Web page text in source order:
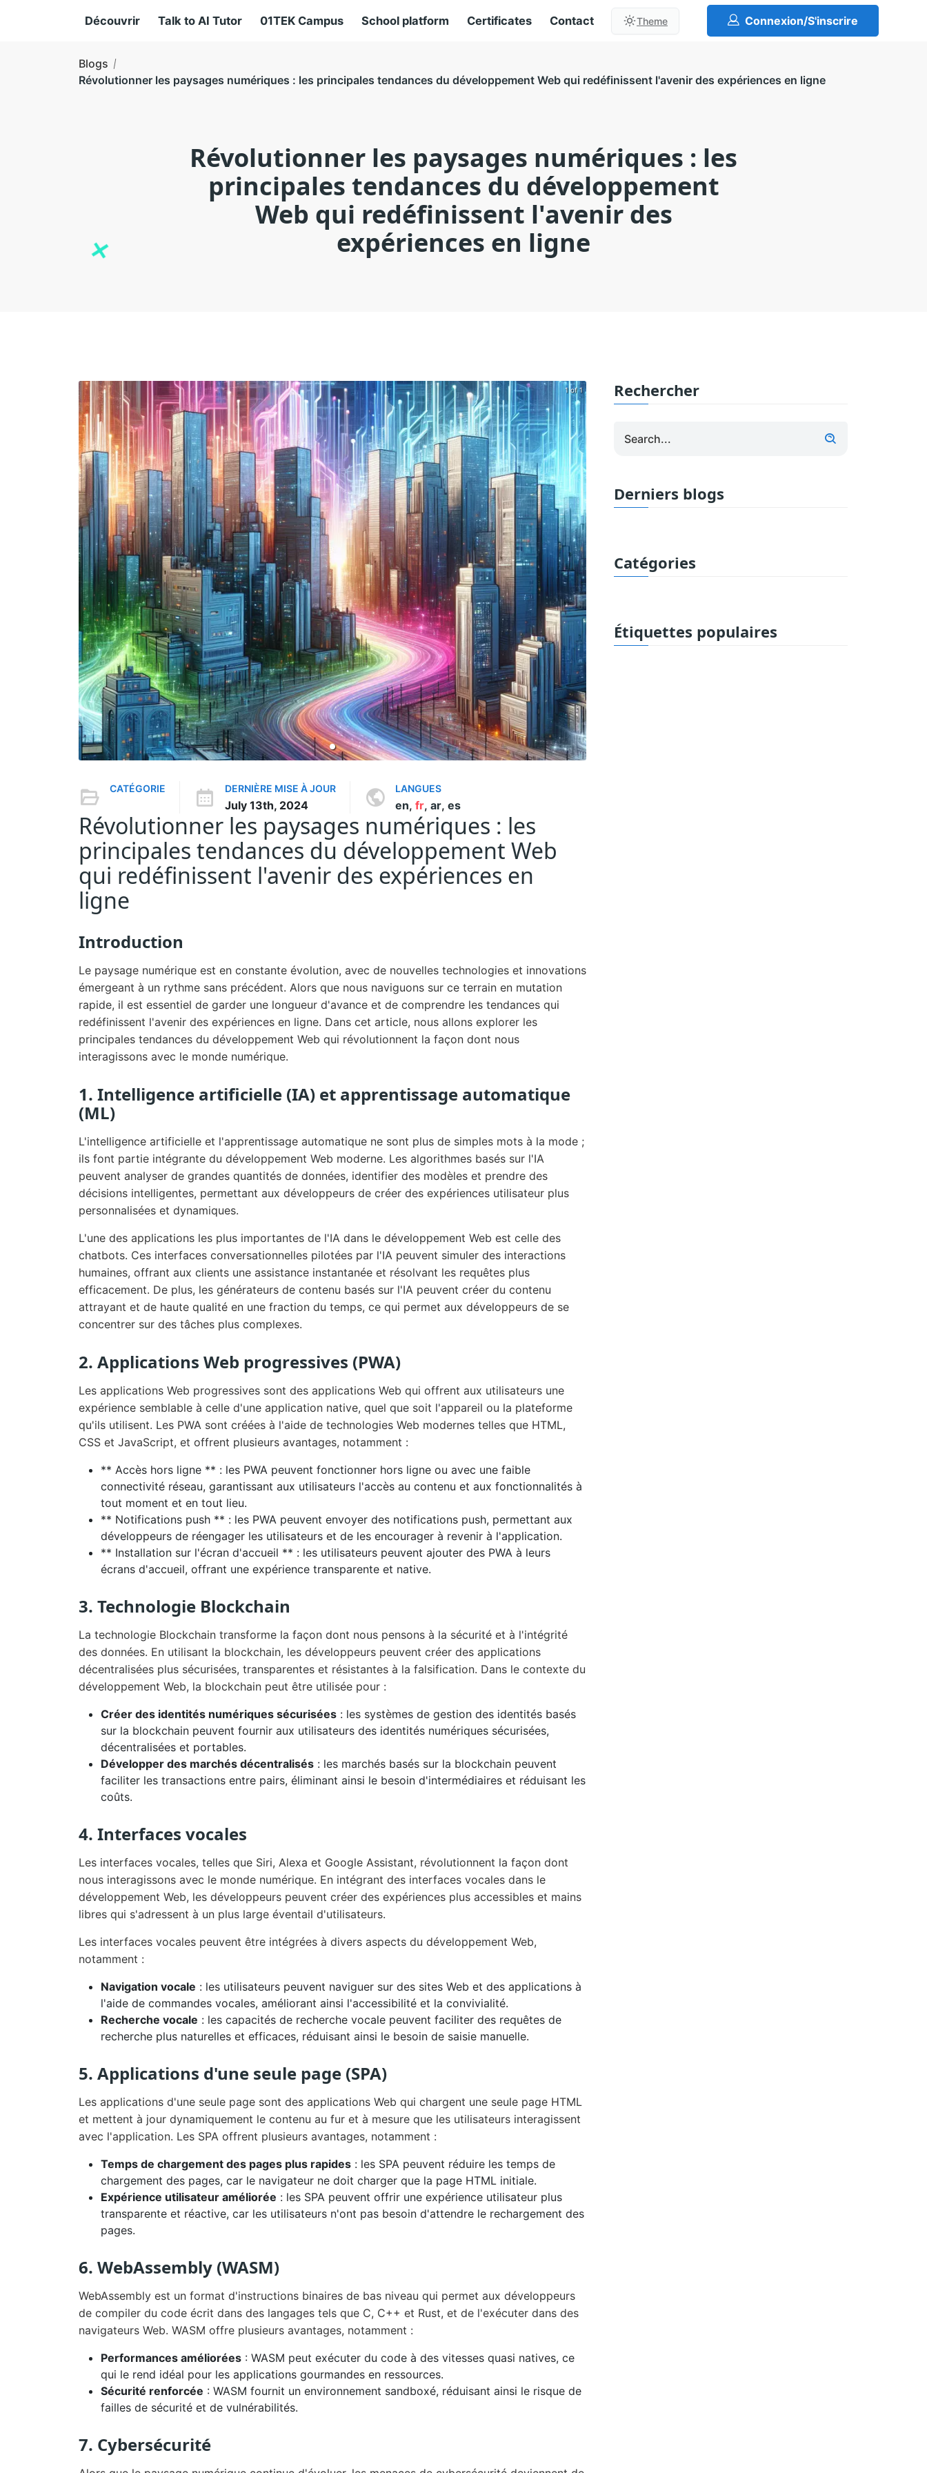
Découvrir Talk to AI Tutor 01TEK Campus School platform Certificates Contact Theme Connexion/S'inscrire
Blogs
Révolutionner les paysages numériques : les principales tendances du développement Web qui redéfinissent l'avenir des expériences en ligne
Révolutionner les paysages numériques : les
principales tendances du développement
Web qui redéfinissent l'avenir des
expériences en ligne
1 of 1
CATÉGORIE DERNIÈRE MISE À JOUR
July 13th, 2024
LANGUES
en, fr, ar, es
Révolutionner les paysages numériques : les
principales tendances du développement Web
qui redéfinissent l'avenir des expériences en
ligne
Introduction
Le paysage numérique est en constante évolution, avec de nouvelles technologies et innovations
émergeant à un rythme sans précédent. Alors que nous naviguons sur ce terrain en mutation
rapide, il est essentiel de garder une longueur d'avance et de comprendre les tendances qui
redéfinissent l'avenir des expériences en ligne. Dans cet article, nous allons explorer les
principales tendances du développement Web qui révolutionnent la façon dont nous
interagissons avec le monde numérique.
1. Intelligence artificielle (IA) et apprentissage automatique
(ML)
L'intelligence artificielle et l'apprentissage automatique ne sont plus de simples mots à la mode ;
ils font partie intégrante du développement Web moderne. Les algorithmes basés sur l'IA
peuvent analyser de grandes quantités de données, identifier des modèles et prendre des
décisions intelligentes, permettant aux développeurs de créer des expériences utilisateur plus
personnalisées et dynamiques.
L'une des applications les plus importantes de l'IA dans le développement Web est celle des
chatbots. Ces interfaces conversationnelles pilotées par l'IA peuvent simuler des interactions
humaines, offrant aux clients une assistance instantanée et résolvant les requêtes plus
efficacement. De plus, les générateurs de contenu basés sur l'IA peuvent créer du contenu
attrayant et de haute qualité en une fraction du temps, ce qui permet aux développeurs de se
concentrer sur des tâches plus complexes.
2. Applications Web progressives (PWA)
Les applications Web progressives sont des applications Web qui offrent aux utilisateurs une
expérience semblable à celle d'une application native, quel que soit l'appareil ou la plateforme
qu'ils utilisent. Les PWA sont créées à l'aide de technologies Web modernes telles que HTML,
CSS et JavaScript, et offrent plusieurs avantages, notamment :
** Accès hors ligne ** : les PWA peuvent fonctionner hors ligne ou avec une faible
connectivité réseau, garantissant aux utilisateurs l'accès au contenu et aux fonctionnalités à
tout moment et en tout lieu.
** Notifications push ** : les PWA peuvent envoyer des notifications push, permettant aux
développeurs de réengager les utilisateurs et de les encourager à revenir à l'application.
** Installation sur l'écran d'accueil ** : les utilisateurs peuvent ajouter des PWA à leurs
écrans d'accueil, offrant une expérience transparente et native.
3. Technologie Blockchain
La technologie Blockchain transforme la façon dont nous pensons à la sécurité et à l'intégrité
des données. En utilisant la blockchain, les développeurs peuvent créer des applications
décentralisées plus sécurisées, transparentes et résistantes à la falsification. Dans le contexte du
développement Web, la blockchain peut être utilisée pour :
Créer des identités numériques sécurisées : les systèmes de gestion des identités basés
sur la blockchain peuvent fournir aux utilisateurs des identités numériques sécurisées,
décentralisées et portables.
Développer des marchés décentralisés : les marchés basés sur la blockchain peuvent
faciliter les transactions entre pairs, éliminant ainsi le besoin d'intermédiaires et réduisant les
coûts.
4. Interfaces vocales
Les interfaces vocales, telles que Siri, Alexa et Google Assistant, révolutionnent la façon dont
nous interagissons avec le monde numérique. En intégrant des interfaces vocales dans le
développement Web, les développeurs peuvent créer des expériences plus accessibles et mains
libres qui s'adressent à un plus large éventail d'utilisateurs.
Les interfaces vocales peuvent être intégrées à divers aspects du développement Web,
notamment :
Navigation vocale : les utilisateurs peuvent naviguer sur des sites Web et des applications à
l'aide de commandes vocales, améliorant ainsi l'accessibilité et la convivialité.
Recherche vocale : les capacités de recherche vocale peuvent faciliter des requêtes de
recherche plus naturelles et efficaces, réduisant ainsi le besoin de saisie manuelle.
5. Applications d'une seule page (SPA)
Les applications d'une seule page sont des applications Web qui chargent une seule page HTML
et mettent à jour dynamiquement le contenu au fur et à mesure que les utilisateurs interagissent
avec l'application. Les SPA offrent plusieurs avantages, notamment :
Temps de chargement des pages plus rapides : les SPA peuvent réduire les temps de
chargement des pages, car le navigateur ne doit charger que la page HTML initiale.
Expérience utilisateur améliorée : les SPA peuvent offrir une expérience utilisateur plus
transparente et réactive, car les utilisateurs n'ont pas besoin d'attendre le rechargement des
pages.
6. WebAssembly (WASM)
WebAssembly est un format d'instructions binaires de bas niveau qui permet aux développeurs
de compiler du code écrit dans des langages tels que C, C++ et Rust, et de l'exécuter dans des
navigateurs Web. WASM offre plusieurs avantages, notamment :
Performances améliorées : WASM peut exécuter du code à des vitesses quasi natives, ce
qui le rend idéal pour les applications gourmandes en ressources.
Sécurité renforcée : WASM fournit un environnement sandboxé, réduisant ainsi le risque de
failles de sécurité et de vulnérabilités.
7. Cybersécurité
Rechercher
Derniers blogs
Catégories
Étiquettes populaires